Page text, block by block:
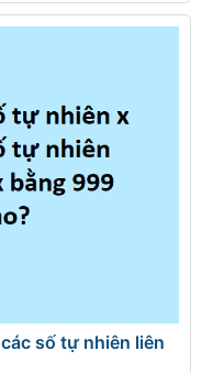
số tự nhiên liên